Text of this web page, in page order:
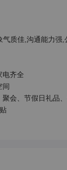
质佳,沟通能力
电齐全
间
会、节假日礼品